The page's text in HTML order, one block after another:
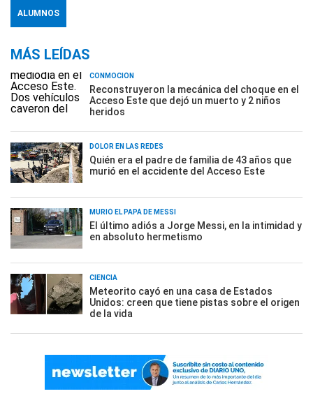
ALUMNOS
MÁS LEÍDAS
CONMOCIÓN
Reconstruyeron la mecánica del choque en el
Acceso Este que dejó un muerto y 2 niños
heridos
DOLOR EN LAS REDES
Quién era el padre de familia de 43 años que
murió en el accidente del Acceso Este
MURIÓ EL PAPÁ DE MESSI
El último adiós a Jorge Messi, en la intimidad y
en absoluto hermetismo
CIENCIA
Meteorito cayó en una casa de Estados
Unidos: creen que tiene pistas sobre el origen
de la vida